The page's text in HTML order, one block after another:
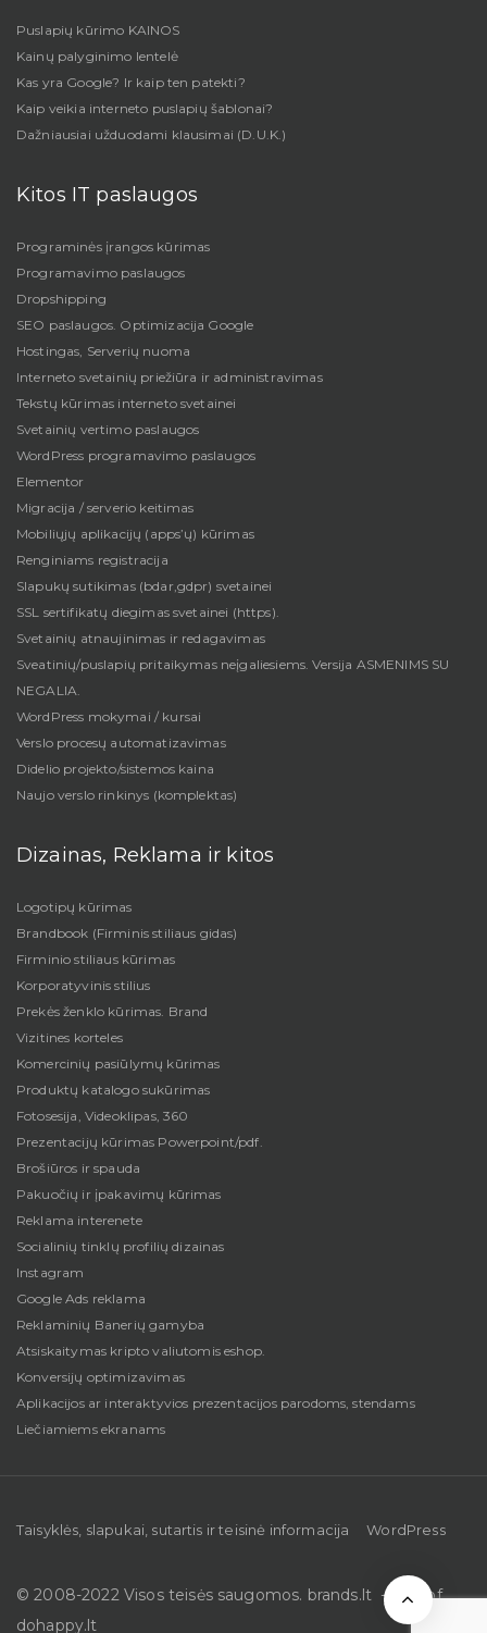
Puslapių kūrimo KAINOS
Kainų palyginimo lentelė
Kas yra Google? Ir kaip ten patekti?
Kaip veikia interneto puslapių šablonai?
Dažniausiai užduodami klausimai (D.U.K.)
Kitos IT paslaugos
Programinės įrangos kūrimas
Programavimo paslaugos
Dropshipping
SEO paslaugos. Optimizacija Google
Hostingas, Serverių nuoma
Interneto svetainių priežiūra ir administravimas
Tekstų kūrimas interneto svetainei
Svetainių vertimo paslaugos
WordPress programavimo paslaugos
Elementor
Migracija / serverio keitimas
Mobiliųjų aplikacijų (apps’ų) kūrimas
Renginiams registracija
Slapukų sutikimas (bdar,gdpr) svetainei
SSL sertifikatų diegimas svetainei (https).
Svetainių atnaujinimas ir redagavimas
Sveatinių/puslapių pritaikymas neįgaliesiems. Versija ASMENIMS SU
NEGALIA.
WordPress mokymai / kursai
Verslo procesų automatizavimas
Didelio projekto/sistemos kaina
Naujo verslo rinkinys (komplektas)
Dizainas, Reklama ir kitos
Logotipų kūrimas
Brandbook (Firminis stiliaus gidas)
Firminio stiliaus kūrimas
Korporatyvinis stilius
Prekės ženklo kūrimas. Brand
Vizitines korteles
Komercinių pasiūlymų kūrimas
Produktų katalogo sukūrimas
Fotosesija, Videoklipas, 360
Prezentacijų kūrimas Powerpoint/pdf.
Brošiūros ir spauda
Pakuočių ir įpakavimų kūrimas
Reklama interenete
Socialinių tinklų profilių dizainas
Instagram
Google Ads reklama
Reklaminių Banerių gamyba
Atsiskaitymas kripto valiutomis eshop.
Konversijų optimizavimas
Aplikacijos ar interaktyvios prezentacijos parodoms, stendams
Liečiamiems ekranams
Taisyklės, slapukai, sutartis ir teisinė informacija WordPress
© 2008-2022 Visos teisės saugomos. brands.lt - part of
dohappy.lt